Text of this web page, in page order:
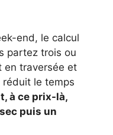
end, le calcul
partez trois ou
en traversée et
réduit le temps
à ce prix-là,
puis un